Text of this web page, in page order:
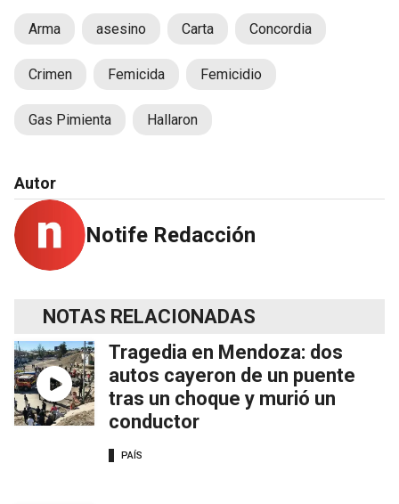
Arma asesino Carta Concordia
Crimen Femicida Femicidio
Gas Pimienta Hallaron
Autor
Notife Redacción
NOTAS RELACIONADAS
Tragedia en Mendoza: dos
autos cayeron de un puente
tras un choque y murió un
conductor
PAÍS